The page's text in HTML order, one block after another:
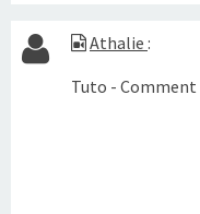
Athalie :
Tuto - Comment